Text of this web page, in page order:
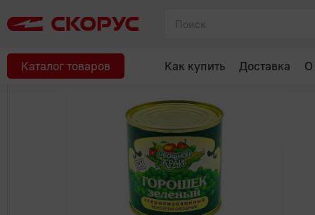
Каталог товаров Как купить Доставка О
Главная Консервы, соленья Овощные консервы
Рекомендуем